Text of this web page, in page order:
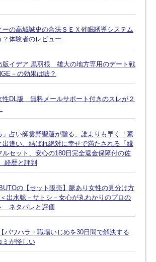
ーの高城誠史の合法ＳＥＸ催眠誘導システム
？体験者のレビュー
版イデア 黒羽根 雄大の地方専用のデート戦
－の効果は嘘？
DL版 無料メールサポート付きのスレが２
」占い師雲野聖運が贈る、誰よりも早く「素
出逢い、結ばれ絶対に幸せで満たされる「縁
ルセット、安心の180日完全返金保障付の佐
経歴と評判
の【セット販売】脈あり女性の見分け方
出水聡－サトシ－女心が丸わかりのプロの
ネタバレと評価
パワハラ・職場いじめを30日間で解決する
が怪しい